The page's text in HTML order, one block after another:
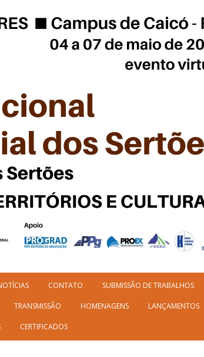
CONTATO SUBMISSÃO DE TRABALHOS
TRANSMISSÃO HOMENAGENS LANÇAMENTOS
CERTIFICADOS